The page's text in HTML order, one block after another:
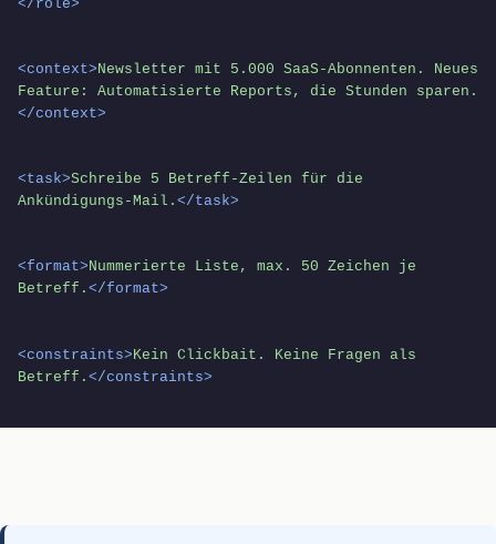
</role>
<context>Newsletter mit 5.000 SaaS-Abonnenten. Neues
Feature: Automatisierte Reports, die Stunden sparen.
</context>
<task>Schreibe 5 Betreff-Zeilen für die
Ankündigungs-Mail. </task>
<format>Nummerierte Liste, max. 50 Zeichen je
Betreff. </format>
<constraints>Kein Clickbait. Keine Fragen als
Betreff. </constraints>